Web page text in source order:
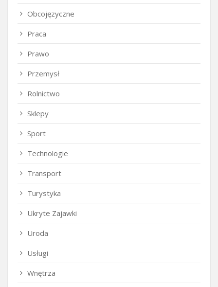
Obcojęzyczne
Praca
Prawo
Przemysł
Rolnictwo
Sklepy
Sport
Technologie
Transport
Turystyka
Ukryte Zajawki
Uroda
Usługi
Wnętrza